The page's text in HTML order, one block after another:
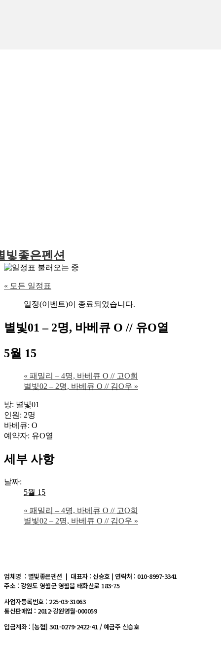
빛좋은펜션
« 모든 일정표
일정(이벤트)이 종료되었습니다.
별빛01 – 2명, 바베큐 O // 유O열
5월 15
« 패밀리 – 4명, 바베큐 O // 고O희
별빛02 – 2명, 바베큐 O // 김O우 »
방: 별빛01
인원: 2명
바베큐: O
예약자: 유O열
세부 사항
날짜:
5월 15
« 패밀리 – 4명, 바베큐 O // 고O희
별빛02 – 2명, 바베큐 O // 김O우 »
업체명 : 별빛좋은펜션 | 대표자 : 신승호 | 연락처 : 010-8997-3341
주소 : 강원도 영월군 영월읍 태화산로 183-75
사업자등록번호 : 225-03-31063
통신판매업 : 2012-강원영월-000059
입금계좌 : [농협] 301-0279-2422-41 / 예금주 신승호